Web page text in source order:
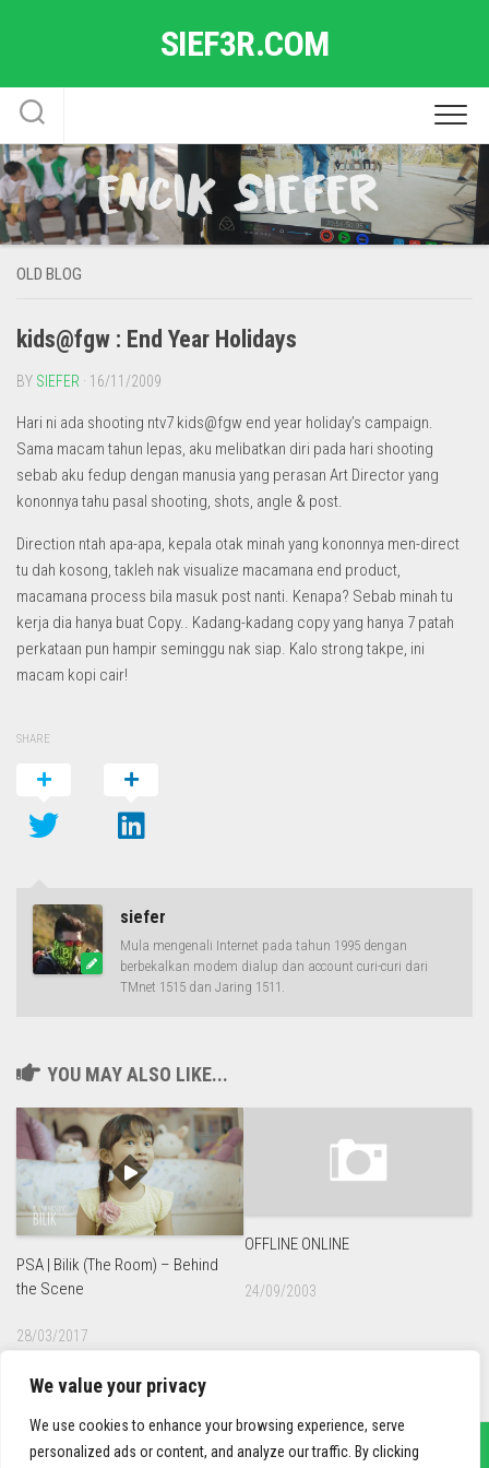
We value your privacy
We use cookies to enhance your browsing experience, serve
personalized ads or content, and analyze our traffic. By clicking
SIEF3R.COM
OLD BLOG
kids@fgw : End Year Holidays
BY SIEFER · 16/11/2009
Hari ni ada shooting ntv7 kids@fgw end year holiday’s campaign.
Sama macam tahun lepas, aku melibatkan diri pada hari shooting
sebab aku fedup dengan manusia yang perasan Art Director yang
kononnya tahu pasal shooting, shots, angle & post.
Direction ntah apa-apa, kepala otak minah yang kononnya men-direct
tu dah kosong, takleh nak visualize macamana end product,
macamana process bila masuk post nanti. Kenapa? Sebab minah tu
kerja dia hanya buat Copy.. Kadang-kadang copy yang hanya 7 patah
perkataan pun hampir seminggu nak siap. Kalo strong takpe, ini
macam kopi cair!
SHARE
siefer
Mula mengenali Internet pada tahun 1995 dengan
berbekalkan modem dialup dan account curi-curi dari
TMnet 1515 dan Jaring 1511.
YOU MAY ALSO LIKE...
PSA | Bilik (The Room) – Behind
the Scene
28/03/2017
OFFLINE ONLINE
24/09/2003